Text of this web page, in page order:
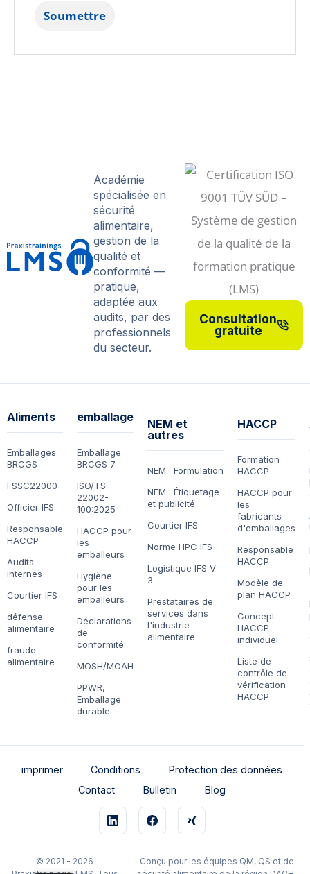
Académie
spécialisée en
sécurité
alimentaire,
gestion de la
qualité et
conformité —
pratique,
adaptée aux
audits, par des
professionnels
du secteur.
Consultation
gratuite
Aliments
Emballages
BRCGS
FSSC22000
Officier IFS
Responsable
HACCP
Audits
internes
Courtier IFS
défense
alimentaire
fraude
alimentaire
emballage
Emballage
BRCGS 7
ISO/TS
22002-
100:2025
HACCP pour
les
emballeurs
Hygiène
pour les
emballeurs
Déclarations
de
conformité
MOSH/MOAH
PPWR,
Emballage
durable
NEM et
autres
NEM : Formulation
NEM : Étiquetage
et publicité
Courtier IFS
Norme HPC IFS
Logistique IFS V
3
Prestataires de
services dans
l'industrie
alimentaire
HACCP
Formation
HACCP
HACCP pour
les
fabricants
d'emballages
Responsable
HACCP
Modèle de
plan HACCP
Concept
HACCP
individuel
Liste de
contrôle de
vérification
HACCP
imprimer Conditions
Protection des données
Contact
Bulletin Blog
© 2021 - 2026
Conçu pour les équipes QM, QS et de